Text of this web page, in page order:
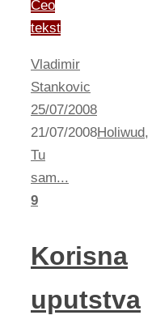
Ceo
tekst
Vladimir
Stankovic
25/07/2008
21/07/2008Holiwud,
Tu
sam...
9
Korisna
uputstva